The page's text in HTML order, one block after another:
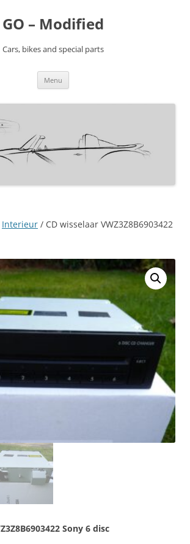
GO – Modified
Cars, bikes and special parts
Menu
Interieur / CD wisselaar VWZ3Z8B6903422
Sony 6 disc